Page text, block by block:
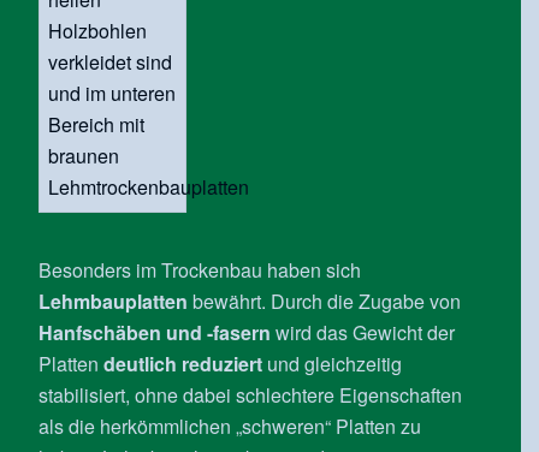
Besonders im Trockenbau haben sich
Lehmbauplatten bewährt. Durch die Zugabe von
Hanfschäben und -fasern wird das Gewicht der
Plattendeutlich reduziert und gleichzeitig
stabilisiert, ohne dabei schlechtere Eigenschaften
als die herkömmlichen „schweren“ Platten zu